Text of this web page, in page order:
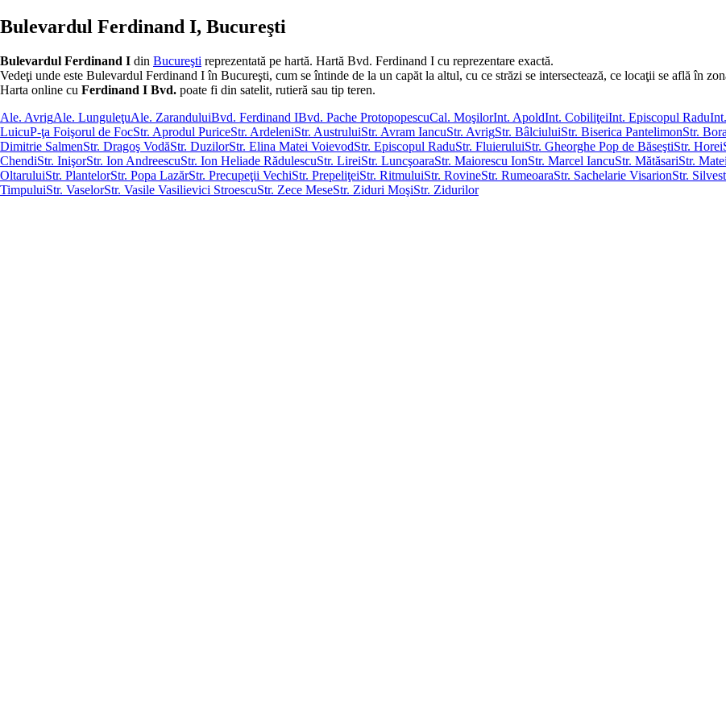
Bulevardul Ferdinand I, Bucureşti
Bulevardul Ferdinand I din Bucureşti reprezentată pe hartă. Hartă Bvd. Ferdinand I cu reprezentare exactă.
Vedeţi unde este Bulevardul Ferdinand I în Bucureşti, cum se întinde de la un capăt la altul, cu ce străzi se intersectează, ce locaţii se află în
Harta online cu Ferdinand I Bvd. poate fi din satelit, rutieră sau tip teren.
Ale. AvrigAle. LunguleţuAle. ZaranduluiBvd. Ferdinand IBvd. Pache ProtopopescuCal. MoşilorInt. ApoldInt. CobiliţeiInt. Episcopul Radu
LuicuP-ţa Foişorul de FocStr. Aprodul PuriceStr. ArdeleniStr. AustruluiStr. Avram IancuStr. AvrigStr. BâlciuluiStr. Biserica PantelimonStr.
Dimitrie SalmenStr. Dragoş VodăStr. DuzilorStr. Elina Matei VoievodStr. Episcopul RaduStr. FluieruluiStr. Gheorghe Pop de BăseştiStr. Horei
ChendiStr. InişorStr. Ion AndreescuStr. Ion Heliade RădulescuStr. LireiStr. LuncşoaraStr. Maiorescu IonStr. Marcel IancuStr. MătăsariStr.
OltaruluiStr. PlantelorStr. Popa LazărStr. Precupeţii VechiStr. PrepeliţeiStr. RitmuluiStr. RovineStr. RumeoaraStr. Sachelarie VisarionStr.
TimpuluiStr. VaselorStr. Vasile Vasilievici StroescuStr. Zece MeseStr. Ziduri MoşiStr. Zidurilor